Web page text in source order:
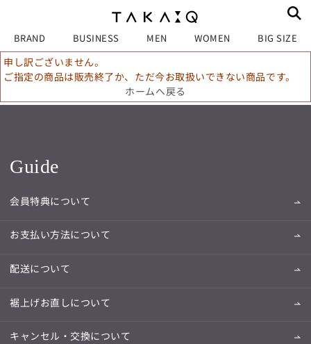
BRAND BUSINESS MEN WOMEN BIG SIZE
申し訳ございません。
ご指定の商品は販売終了か、ただ今お取扱いできない商品です。
ホームへ戻る
Guide
会員特典について
お支払い方法について
配送について
裾上げお直しについて
キャンセル・交換について